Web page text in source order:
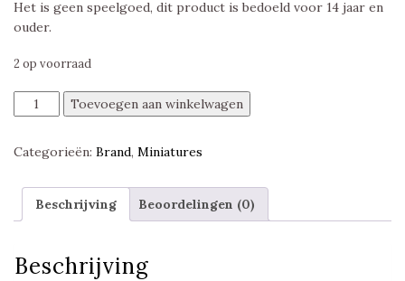
Het is geen speelgoed, dit product is bedoeld voor 14 jaar en
ouder.
2 op voorraad
Garuda,
Planar
Pathfinder
Wizkids
aantal
Toevoegen aan winkelwagen
Categorieën: Brand, Miniatures
Beschrijving Beoordelingen (0)
Beschrijving